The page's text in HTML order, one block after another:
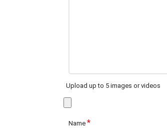
Upload up to 5 images or videos
Name *